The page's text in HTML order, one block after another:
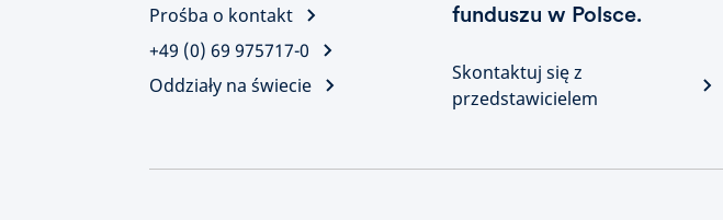
Prośba o kontakt
+49 (0) 69 975717-0
Oddziały na świecie
funduszu w Polsce.
Skontaktuj się z
przedstawicielem